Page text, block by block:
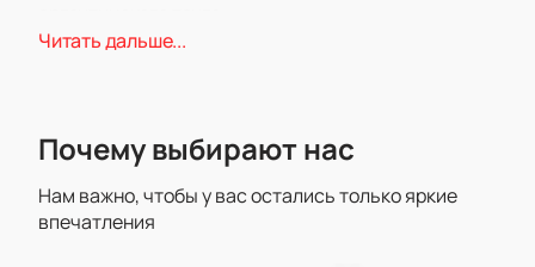
О концерте
известный коллектив выступал на самых
престижных площадках мира — от Берлинской
филармонии до Московской консерватории. В этот
день музыканты исполнят как классические
Читать дальше...
Почему выбирают нас
Нам важно, чтобы у вас остались только яркие
впечатления